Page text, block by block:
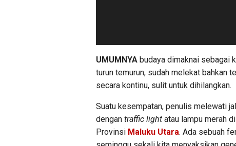
UMUMNYA budaya dimaknai sebagai
turun temurun, sudah melekat bahkan
secara kontinu, sulit untuk dihilangkan.
Suatu kesempatan, penulis melewati
dengan traffic light atau lampu merah
Provinsi Maluku Utara. Ada sebuah